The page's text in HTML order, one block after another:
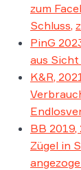
zum
Schluss,
PinG
aus
K&R,
BB
Zügel in